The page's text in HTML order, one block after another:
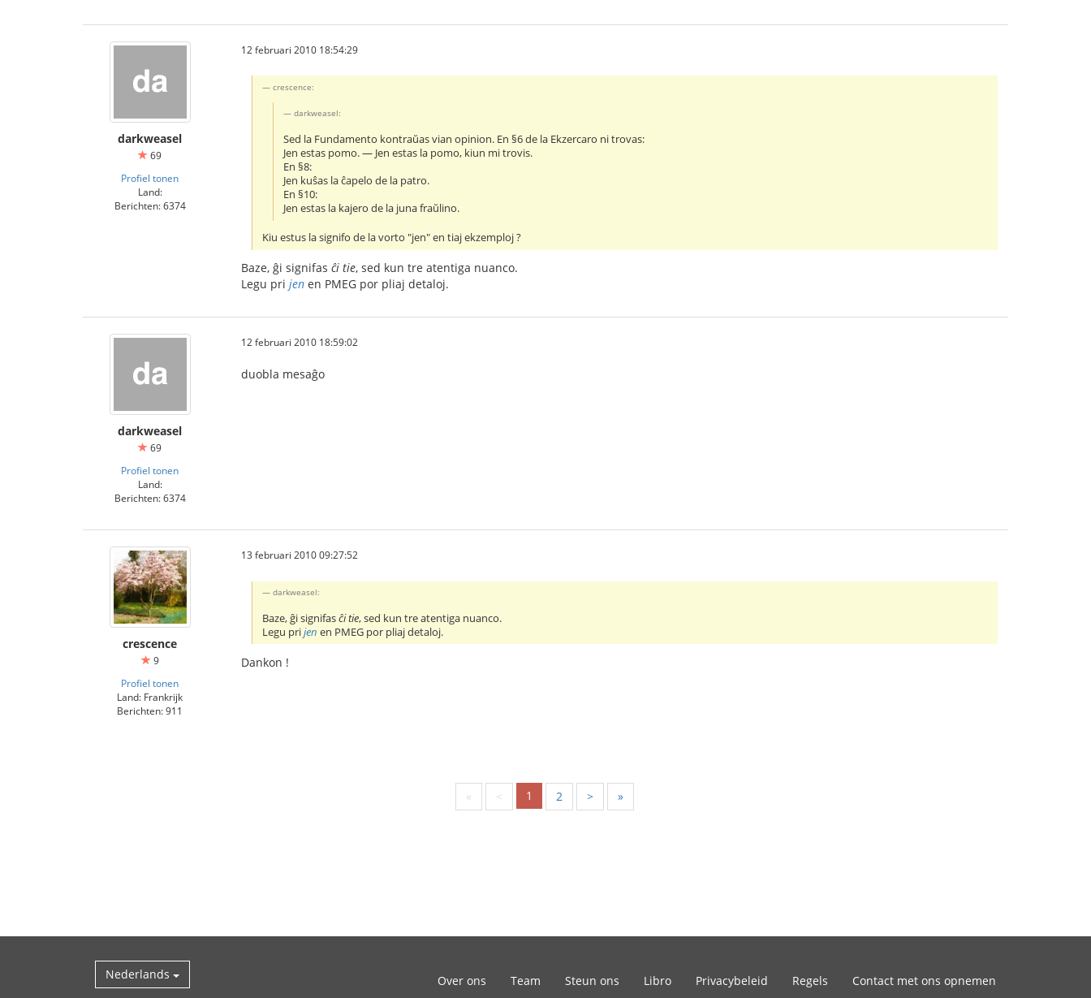
darkweasel
69
Profiel tonen
Land:
Berichten: 6374
12 februari 2010 18:54:29
crescence:
darkweasel:
Sed la Fundamento kontraŭas vian opinion. En §6 de la Ekzercaro ni trovas:
Jen estas pomo. ― Jen estas la pomo, kiun mi trovis.
En §8:
Jen kuŝas la ĉapelo de la patro.
En §10:
Jen estas la kajero de la juna fraŭlino.
Kiu estus la signifo de la vorto "jen" en tiaj ekzemploj ?
Baze, ĝi signifas ĉi tie, sed kun tre atentiga nuanco.
Legu pri jen en PMEG por pliaj detaloj.
darkweasel
69
Profiel tonen
Land:
Berichten: 6374
12 februari 2010 18:59:02
duobla mesaĝo
crescence
9
Profiel tonen
Land: Frankrijk
Berichten: 911
13 februari 2010 09:27:52
darkweasel:
Baze, ĝi signifasĉi tie, sed kun tre atentiga nuanco.
Legu prijen en PMEG por pliaj detaloj.
Dankon !
« < 1 2 > »
Nederlands Over ons Team Steun ons Libro Privacybeleid Regels Contact met ons opnemen